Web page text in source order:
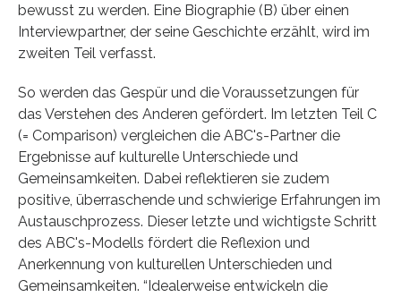
bewusst zu werden. Eine Biographie (B) über einen
Interviewpartner, der seine Geschichte erzählt, wird im
zweiten Teil verfasst.
So werden das Gespür und die Voraussetzungen für
das Verstehen des Anderen gefördert. Im letzten Teil C
(= Comparison) vergleichen die ABC's-Partner die
Ergebnisse auf kulturelle Unterschiede und
Gemeinsamkeiten. Dabei reflektieren sie zudem
positive, überraschende und schwierige Erfahrungen im
Austauschprozess. Dieser letzte und wichtigste Schritt
des ABC's-Modells fördert die Reflexion und
Anerkennung von kulturellen Unterschieden und
Gemeinsamkeiten. “Idealerweise entwickeln die